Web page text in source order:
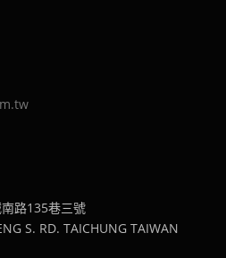
路135巷三號
S. RD. TAICHUNG TAIWAN